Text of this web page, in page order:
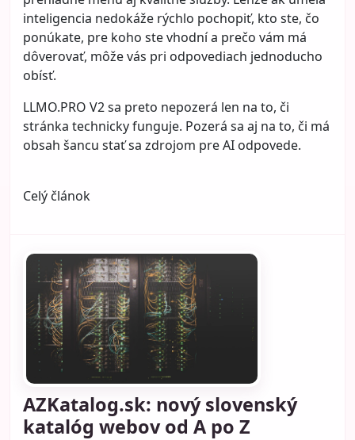
inteligencia nedokáže rýchlo pochopiť, kto ste, čo
ponúkate, pre koho ste vhodní a prečo vám má
dôverovať, môže vás pri odpovediach jednoducho
obísť.
LLMO.PRO V2 sa preto nepozerá len na to, či
stránka technicky funguje. Pozerá sa aj na to, či má
obsah šancu stať sa zdrojom pre AI odpovede.
Celý článok
AZKatalog.sk: nový slovenský
katalóg webov od A po Z